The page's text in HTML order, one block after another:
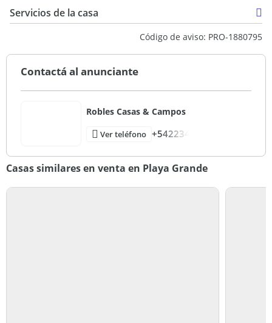
342 m2
Servicios de la casa
Código de aviso: PRO-1880795
Contactá al anunciante
Robles Casas & Campos
Ver teléfono +542234
Casas similares en venta en Playa Grande